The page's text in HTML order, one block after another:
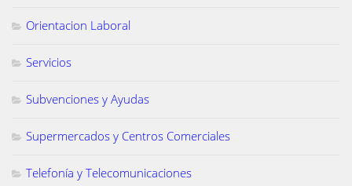
Orientacion Laboral
Servicios
Subvenciones y Ayudas
Supermercados y Centros Comerciales
Telefonía y Telecomunicaciones